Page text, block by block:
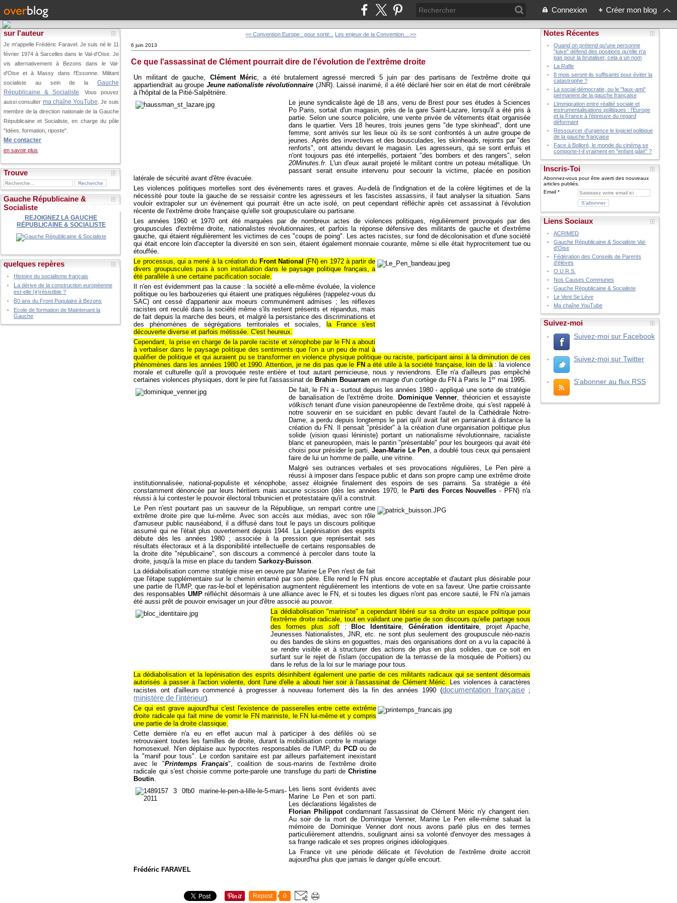
Connexion + Créer mon blog
sur l'auteur
Je m'appelle Frédéric Faravel. Je suis né le 11
février 1974 à Sarcelles dans le Val-d'Oise. Je
vis alternativement à Bezons dans le Val-
d'Oise et à Massy dans l'Essonne. Militant
socialiste au sein de la Gauche
Républicaine & Socialiste . Vous pouvez
aussi consulter ma chaîne YouTube . Je suis
membre de la direction nationale de la Gauche
Républicaine et Socialiste, en charge du pôle
"Idées, formation, riposte".
Me contacter
en savoir plus
Trouve
Gauche Républicaine &
Socialiste
REJOIGNEZ LA GAUCHE
RÉPUBLICAINE & SOCIALISTE
quelques repères
Histoire du socialisme français
La dérive de la construction européenne
est-elle (ir)résistible ?
80 ans du Front Populaire à Bezons
Ecole de formation de Maintenant la
Gauche
<< Convention Europe : pour sortir... Les enjeux de la Convention... >>
6 juin 2013
Ce que l'assassinat de Clément pourrait dire de l'évolution de l'extrême droite
Un militant de gauche, Clément Méric, a été brutalement agressé mercredi 5 juin par des partisans de l'extrême droite qui
appartiendrait au groupe Jeune nationaliste révolutionnaire(JNR). Laissé inanimé, il a été déclaré hier soir en état de mort cérébrale
à l'hôpital de la Pitié-Salpêtrière.
Le jeune syndicaliste âgé de 18 ans, venu de Brest pour ses études à Sciences
Po Paris, sortait d'un magasin, près de la gare Saint-Lazare, lorsqu'il a été pris à
partie. Selon une source policière, une vente privée de vêtements était organisée
dans le quartier. Vers 18 heures, trois jeunes gens "de type skinhead", dont une
femme, sont arrivés sur les lieux où ils se sont confrontés à un autre groupe de
jeunes. Après des invectives et des bousculades, les skinheads, rejoints par "des
renforts", ont attendu devant le magasin. Les agresseurs, qui se sont enfuis et
n'ont toujours pas été interpellés, portaient "des bombers et des rangers", selon
20Minutes.fr. L'un d'eux aurait projeté le militant contre un poteau métallique. Un
passant serait ensuite intervenu pour secourir la victime, placée en position
latérale de sécurité avant d'être évacuée.
Les violences politiques mortelles sont des évènements rares et graves. Au-delà de l'indignation et de la colère légitimes et de la
nécessité pour toute la gauche de se ressaisir contre les agresseurs et les fascistes assassins, il faut analyser la situation. Sans
vouloir extrapoler sur un évènement qui pourrait être un acte isolé, on peut cependant réfléchir après cet assassinat à l'évolution
récente de l'extrême droite française qu'elle soit groupusculaire ou partisane.
Les années 1960 et 1970 ont été marquées par de nombreux actes de violences politiques, régulièrement provoqués par des
groupuscules d'extrême droite, nationalistes révolutionnaires, et parfois la réponse défensive des militants de gauche et d'extrême
gauche, qui étaient régulièrement les victimes de ces "coups de poing". Les actes racistes, sur fond de décolonisation et d'une société
qui était encore loin d'accepter la diversité en son sein, étaient également monnaie courante, même si elle était hyprocritement tue ou
étouffée.
Le processus, qui a mené à la création du Front National (FN) en 1972 à partir de
divers groupuscules puis à son installation dans le paysage politique français, a
été parallèle à une certaine pacification sociale.
Il n'en est évidemment pas la cause : la société a elle-même évoluée, la violence
politique ou les barbouzeries qui étaient une pratiques régulières (rappelez-vous du
SAC) ont cessé d'appartenir aux moeurs communément admises ; les réflexes
racistes ont reculé dans la société même s'ils restent présents et répandus, mais
de fait depuis la marche des beurs, et malgré la persistance des discriminations et
des phénomènes de ségrégations territoriales et sociales, la France s'est
découverte diverse et parfois métissée. C'est heureux.
Cependant, la prise en charge de la parole raciste et xénophobe par le FN a abouti
à verbaliser dans le paysage politique des sentiments que l'on a un peu de mal à
qualifier de politique et qui auraient pu se transformer en violence physique politique ou raciste, participant ainsi à la diminution de ces
phénomènes dans les années 1980 et 1990. Attention, je ne dis pas que le FNa été utile à la société française, loin de là: la violence
morale et culturelle qu'il a provoquée reste entière et tout autant pernicieuse, nous y reviendrons. Elle n'a d'ailleurs pas empêché
certaines violences physiques, dont le pire fut l'assassinat de Brahim Bouarram en marge d'un cortège du FN à Paris le 1er mai 1995.
De fait, le FN a - surtout depuis les années 1980 - appliqué une sorte de stratégie
de banalisation de l'extrême droite. Dominique Venner, théoricien et essayiste
völkisch tenant d'une vision paneuropéenne de l'extrême droite, qui s'est rappelé à
notre souvenir en se suicidant en public devant l'autel de la Cathédrale Notre-
Dame, a perdu depuis longtemps le pari qu'il avait fait en parrainant à distance la
création du FN. Il pensait "présider" à la création d'une organisation politique plus
solide (vision quasi léniniste) portant un nationalisme révolutionnaire, racialiste
blanc et paneuropéen, mais le pantin "présentable" pour les bourgeois qui avait été
choisi pour présider le parti,Jean-Marie Le Pen, a doublé tous ceux qui pensaient
faire de lui un homme de paille, une vitrine.
Malgré ses outrances verbales et ses provocations régulières, Le Pen père a
réussi à imposer dans l'espace public et dans son propre camp une extrême droite
institutionnalisée, national-populiste et xénophobe, assez éloignée finalement des espoirs de ses parrains. Sa stratégie a été
constamment dénoncée par leurs héritiers mais aucune scission (dès les années 1970, le Parti des Forces Nouvelles - PFN) n'a
réussi à lui contester le pouvoir électoral tribunicien et protestataire qu'il a construit.
Le Pen n'est pourtant pas un sauveur de la République, un rempart contre une
extrême droite pire que lui-même. Avec son accès aux médias, avec son rôle
d'amuseur public nauséabond, il a diffusé dans tout le pays un discours politique
assumé qui ne l'était plus ouvertement depuis 1944. La Lepénisation des esprits
débute dès les années 1980 ; associée à la pression que représentait ses
résultats électoraux et à la disponibilité intellectuelle de certains responsables de
la droite dite "républicaine", son discours a commencé à percoler dans toute la
droite, jusqu'à la mise en place du tandemSarkozy-Buisson.
La dédiabolisation comme stratégie mise en oeuvre par Marine Le Pen n'est de fait
que l'étape supplémentaire sur le chemin entamé par son père. Elle rend le FN plus encore acceptable et d'autant plus désirable pour
une partie de l'UMP, que ras-le-bol et lepénisation augmentent régulièrement les intentions de vote en sa faveur. Une partie croissante
des responsables UMPréfléchit désormais à une alliance avec le FN, et si toutes les digues n'ont pas encore sauté, le FN n'a jamais
été aussi prêt de pouvoir envisager un jour d'être associé au pouvoir.
La dédiabolisation "mariniste" a cependant libéré sur sa droite un espace politique pour
l'extrême droite radicale, tout en validant une partie de son discours qu'elle partage sous
des formes plus soft: Bloc Identitaire, Génération identitaire, projet Apache,
Jeunesses Nationalistes, JNR, etc. ne sont plus seulement des groupuscule néo-nazis
ou des bandes de skins en goguettes, mais des organisations dont on a vu la capacité à
se rendre visible et à structurer des actions de plus en plus solides, que ce soit en
surfant sur le rejet de l'islam (occupation de la terrasse de la mosquée de Poitiers) ou
dans le refus de la loi sur le mariage pour tous.
La dédiabolisation et la lepénisation des esprits désinhibent également une partie de ces militants radicaux qui se sentent désormais
autorisés à passer à l'action violente, dont l'une d'elle a abouti hier soir à l'assassinat de Clément Méric. Les violences à caractères
racistes ont d'ailleurs commencé à progresser à nouveau fortement dès la fin des années 1990 (documentation française;
ministère de l'intérieur).
Ce qui est grave aujourd'hui c'est l'existence de passerelles entre cette extrême
droite radicale qui fait mine de vomir le FN mariniste, le FN lui-même et y compris
une partie de la droite classique.
Cette dernière n'a eu en effet aucun mal à participer à des défilés où se
retrouvaient toutes les familles de droite, durant la mobilisation contre le mariage
homosexuel. N'en déplaise aux hypocrites responsables de l'UMP, du PCDou de
la "manif pour tous". Le cordon sanitaire est par ailleurs parfaitement inexistant
avec le "Printemps Français", coalition de sous-marins de l'extrême droite
radicale qui s'est choisie comme porte-parole une transfuge du parti deChristine
Boutin.
Les liens sont évidents avec
Marine Le Pen et son parti.
Les déclarations légalistes de
Florian Philippotcondamnant l'assassinat de Clément Méric n'y changent rien.
Au soir de la mort de Dominique Venner, Marine Le Pen elle-même saluait la
mémoire de Dominique Venner dont nous avons parlé plus en des termes
particulièrement attendris, soulignant ainsi sa volonté d'envoyer des messages à
sa frange radicale et ses propres origines idéologiques.
La France vit une période délicate et l'évolution de l'extrême droite accroit
aujourd'hui plus que jamais le danger qu'elle encourt.
Frédéric FARAVEL
Repost 0
Notes Récentes
Quand on prétend qu'une personne
"juive" défend des positions qu'elle n'a
pas pour la brutaliser, cela a un nom
La Rafle
8 mois seront-ils suffisants pour éviter la
catastrophe ?
La social-démocratie, ou le "faux-ami"
permanent de la gauche française
L’immigration entre réalité sociale et
instrumentalisations politiques : l’Europe
et la France à l’épreuve du regard
déformant
Ressourcer d'urgence le logiciel politique
de la gauche française
Face à Bolloré, le monde du cinéma se
comporte-t-il vraiment en "enfant gâté" ?
Inscris-Toi
Abonnez-vous pour être averti des nouveaux
articles publiés.
Email
Liens Sociaux
ACRIMED
Gauche Républicaine & Socialiste Val-
d'Oise
Fédération des Conseils de Parents
d'élèves
O.U.R.S.
Nos Causes Communes
Gauche Républicaine & Socialiste
Le Vent Se Lève
Ma chaîne YouTube
Suivez-moi
Suivez-moi sur Facebook
Suivez-moi sur Twitter
S'abonner au flux RSS